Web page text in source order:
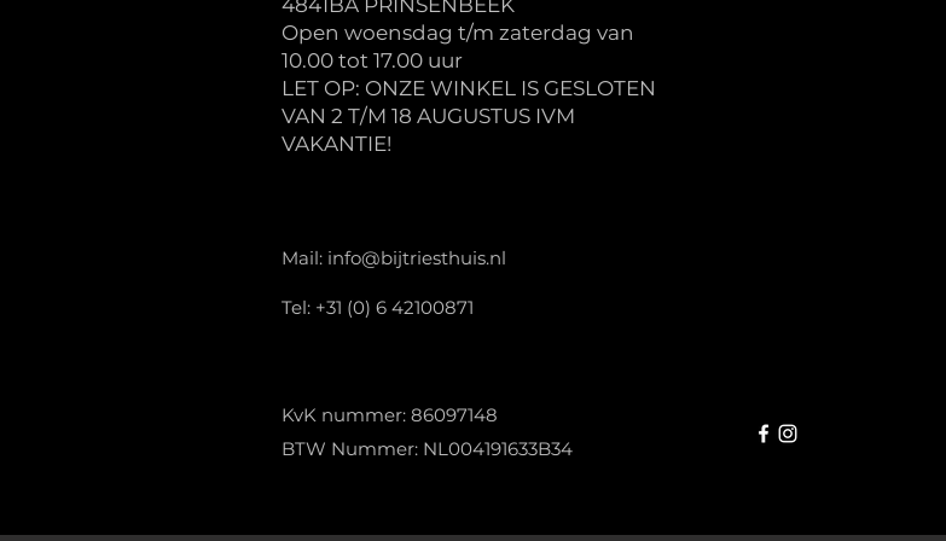
Open woensdag t/m zaterdag van
10.00 tot 17.00 uur
LET OP: ONZE WINKEL IS GESLOTEN
VAN 2 T/M 18 AUGUSTUS IVM
VAKANTIE!
Mail: info@bijtriesthuis.nl
Tel: +31 (0) 6 42100871
KvK nummer: 86097148
BTW Nummer: NL004191633B34